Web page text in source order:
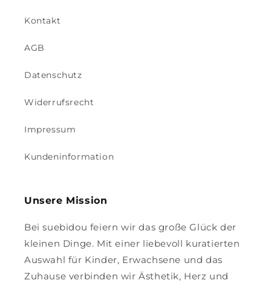
Kontakt
AGB
Datenschutz
Widerrufsrecht
Impressum
Kundeninformation
Unsere Mission
Bei suebidou feiern wir das große Glück der
kleinen Dinge. Mit einer liebevoll kuratierten
Auswahl für Kinder, Erwachsene und das
Zuhause verbinden wir Ästhetik, Herz und